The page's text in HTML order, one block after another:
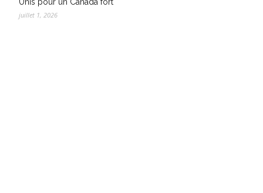
juillet 1, 2026